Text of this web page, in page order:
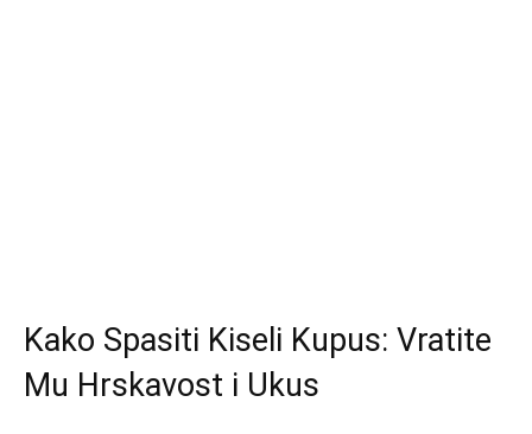
Kako Spasiti Kiseli Kupus: Vratite
Mu Hrskavost i Ukus